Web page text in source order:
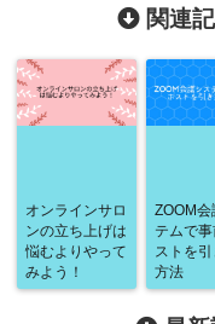
関連
オンラインサロ
ンの立ち上げは
悩むよりやって
みよう！
ZOOM会
テムで
ストを
方法